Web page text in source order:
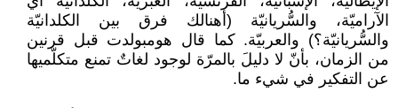
الآراميّة، والسُّريانيّة (أهنالك فرق بين الكلدانيّة
والسُّريانيّة؟) والعربيّة. كما قال هومبولدت قبل قرنين
من الزمان، بأنّ لا دليلَ بالمرّة لوجود لغاتٌ تمنع متكلّميها
عن التفكير في شيء ما.